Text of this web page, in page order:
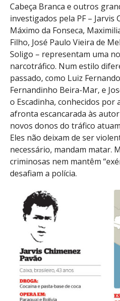
Cabeça Branca e outros
investigados pela PF – Jarvis
Máximo da Fonseca,
Filho, José Paulo Vieira de
Soligo – representam uma
narcotráfico. Num estilo
passado, como Luiz
Fernandinho Beira-Mar, e
o Escadinha, conhecidos por
afronta escancarada às
novos donos do tráfico
Eles não deixam de ser
necessário, mandam matar.
criminosas nem mantêm
desafiam a polícia.